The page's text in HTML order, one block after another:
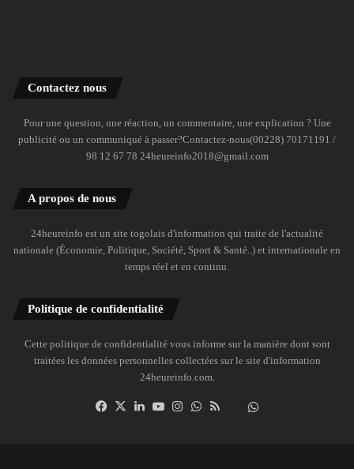
Contactez nous
Pour une question, une réaction, un commentaire, une explication ? Une
publicité ou un communiqué à passer?Contactez-nous(00228) 70171191 /
98 12 67 78 24heureinfo2018@gmail.com
A propos de nous
24heureinfo est un site togolais d'information qui traite de l'actualité
nationale (Économie, Politique, Société, Sport & Santé..) et internationale en
temps réel et en continu.
Politique de confidentialité
Cette politique de confidentialité vous informe sur la manière dont sont
traitées les données personnelles collectées sur le site d'information
24heureinfo.com.
Facebook
X LinkedinYouTubeInstagramWhatsAppDailymotion